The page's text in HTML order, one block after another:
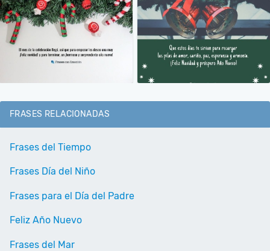
FRASES RELACIONADAS
Frases del Tiempo
Frases Día del Niño
Frases para el Día del Padre
Feliz Año Nuevo
Frases del Mar